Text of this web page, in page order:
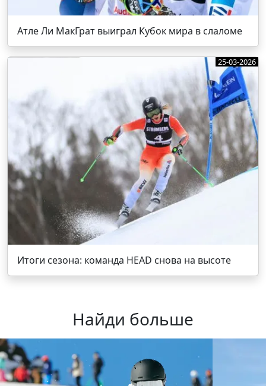
Атле Ли МакГрат выиграл Кубок мира в слаломе
25-03-2026
Итоги сезона: команда HEAD снова на высоте
Найди больше